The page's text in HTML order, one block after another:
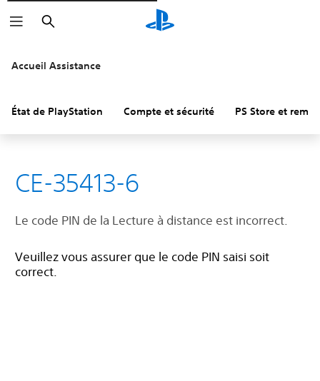
Rechercher
Accueil Assistance
État de PlayStation Compte et sécurité PS Store et
CE-35413-6
Le code PIN de la Lecture à distance est incorrect.
Veuillez vous assurer que le code PIN saisi soit
correct.